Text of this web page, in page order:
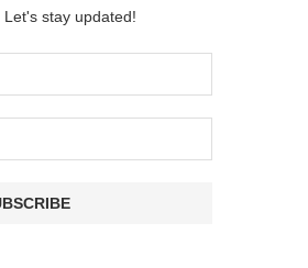
Let's stay updated!